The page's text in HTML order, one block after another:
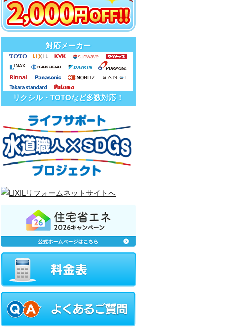
対応メーカー
リクシル・TOTOなど多数対応！